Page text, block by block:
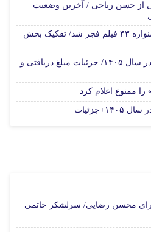
از حسن ریاحی / آخرین وضعیت
منوچهر شاهسواری دبیر جشنواره ۴۳ فیلم فجر شد/ تفکیک بخش
شرایط دریافت وام مسکن در سال ۱۴۰۵/ جزئیات مبلغ دریافتی و
ممنوع اعلام کرد
برای محسن رضایی/ سرلشکر حاتمی